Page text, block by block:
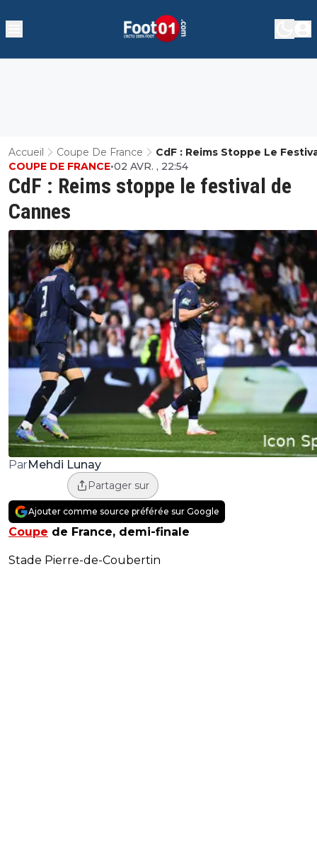
Accueil Coupe De France
CdF : Reims Stoppe Le
Cannes
CdF : Reims stoppe le festival de
Cannes
COUPE DE FRANCE•02 AVR. , 22:54
ParMehdi Lunay
Partager sur
Ajouter comme source préférée sur Google
Coupe de France, demi-finale
Stade Pierre-de-Coubertin